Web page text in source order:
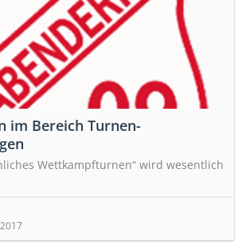
im Bereich Turnen-
Wettkampfturnen“ wird wesentlich